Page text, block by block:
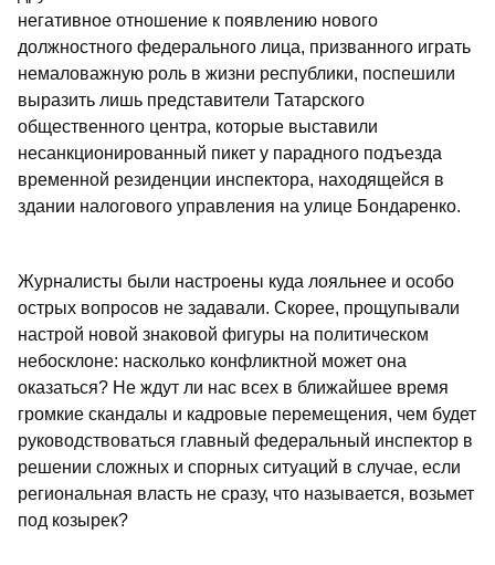
негативное отношение к появлению нового
должностного федерального лица, призванного играть
немаловажную роль в жизни республики, поспешили
выразить лишь представители Татарского
общественного центра, которые выставили
несанкционированный пикет у парадного подъезда
временной резиденции инспектора, находящейся в
здании налогового управления на улице Бондаренко.
Журналисты были настроены куда лояльнее и особо
острых вопросов не задавали. Скорее, прощупывали
настрой новой знаковой фигуры на политическом
небосклоне: насколько конфликтной может она
оказаться? Не ждут ли нас всех в ближайшее время
громкие скандалы и кадровые перемещения, чем будет
руководствоваться главный федеральный инспектор в
решении сложных и спорных ситуаций в случае, если
региональная власть не сразу, что называется, возьмет
под козырек?